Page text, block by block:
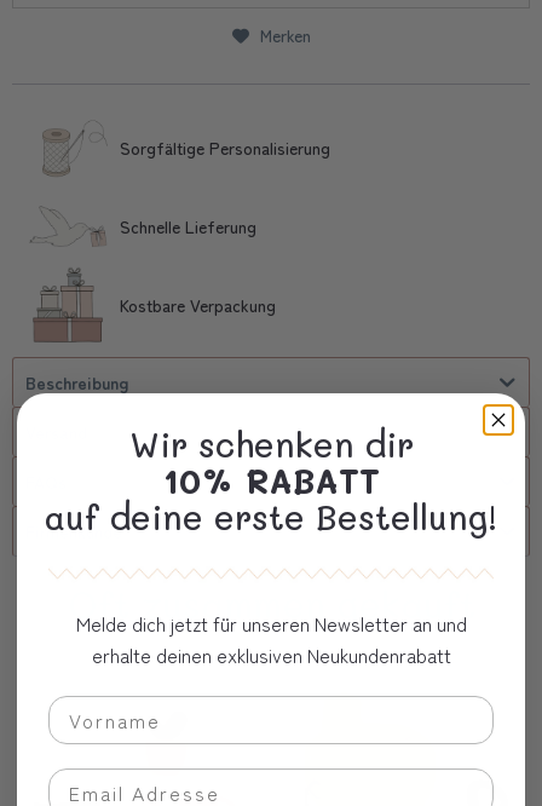
Merken
Sorgfältige Personalisierung
Schnelle Lieferung
Kostbare Verpackung
Beschreibung
Firmenkunde
Oft zusammen gekauft
Wir schenken dir
10% RABATT
auf deine erste Bestellung!
Melde dich jetzt für unseren Newsletter an und
erhalte deinen exklusiven Neukundenrabatt